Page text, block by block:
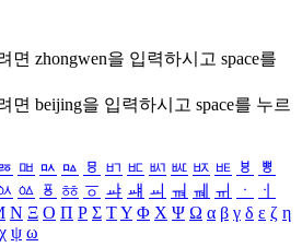
면 zhongwen을 입력하시고 space를
면 beijing을 입력하시고 space를 누르
ㅮ ㅯ ㅰ ㅱ ㅲ ㅳ ㅴ ㅵ ㅶ ㅷ ㅸ
ㅹ
ㆃ ㆄ ㆅ ㆆ ㆇ ㆈ ㆉ ㆊ ㆋ ㆌ ㆍ
ㆎ
Ν Ξ Ο Π Ρ Σ ΤΥ Φ Χ Ψ Ω α β γ δ ε ζ η
χ ψ ω